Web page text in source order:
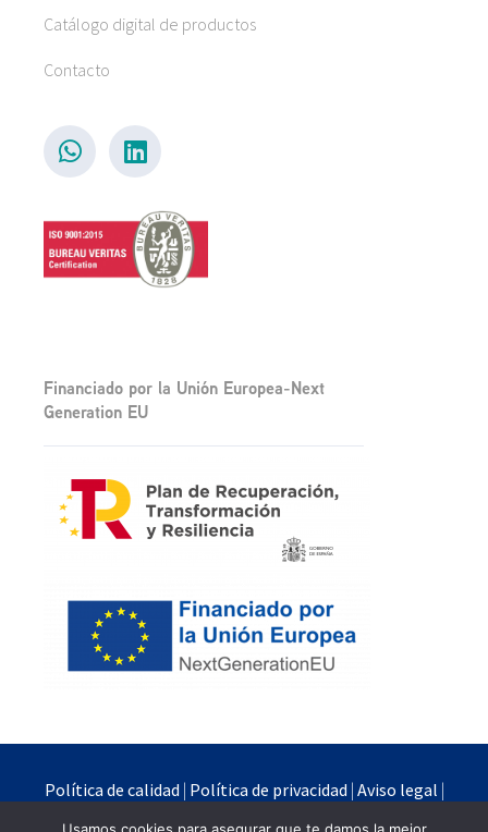
Catálogo digital de productos
Contacto
Financiado por la Unión Europea-Next
Generation EU
Política de calidad | Política de privacidad | Aviso legal |